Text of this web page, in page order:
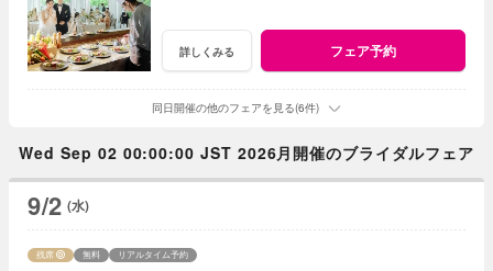
詳しくみる フェア予約
同日開催の他のフェアを見る(6件)
Wed Sep 02 00:00:00 JST 2026月開催のブライダルフェア
9/2 (水)
残席 無料 リアルタイム予約